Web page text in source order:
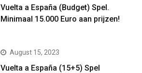
Vuelta a España (Budget) Spel.
Minimaal 15.000 Euro aan prijzen!
August 15, 2023
Vuelta a España (15+5) Spel